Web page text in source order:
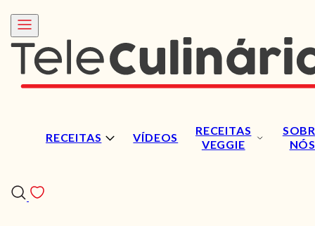
RECEITAS VÍDEOS
RECEITAS
VEGGIE
NÓS